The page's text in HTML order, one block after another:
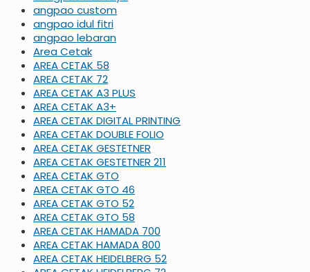
angpao custom
angpao idul fitri
angpao lebaran
Area Cetak
AREA CETAK 58
AREA CETAK 72
AREA CETAK A3 PLUS
AREA CETAK A3+
AREA CETAK DIGITAL PRINTING
AREA CETAK DOUBLE FOLIO
AREA CETAK GESTETNER
AREA CETAK GESTETNER 211
AREA CETAK GTO
AREA CETAK GTO 46
AREA CETAK GTO 52
AREA CETAK GTO 58
AREA CETAK HAMADA 700
AREA CETAK HAMADA 800
AREA CETAK HEIDELBERG 52